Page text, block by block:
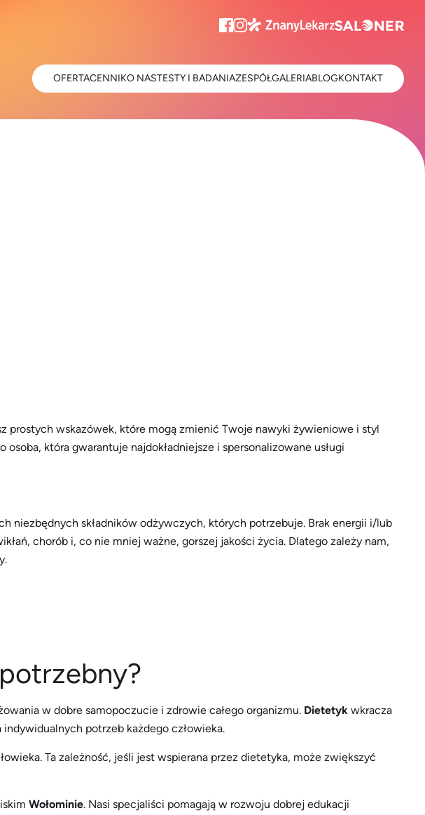
prostych wskazówek, które mogą zmienić Twoje nawyki żywieniowe i styl
osoba, która gwarantuje najdokładniejsze i spersonalizowane usługi
niezbędnych składników odżywczych, których potrzebuje. Brak energii i/lub
chorób i, co nie mniej ważne, gorszej jakości życia. Dlatego zależy nam,
w dobre samopoczucie i zdrowie całego organizmu. Dietetyk wkracza
potrzeb każdego człowieka.
Ta zależność, jeśli jest wspierana przez dietetyka, może zwiększyć
Wołominie. Nasi specjaliści pomagają w rozwoju dobrej edukacji
OFERTACENNIKO NASTESTY I BADANIAZESPÓŁGALERIABLOGKONTAKT